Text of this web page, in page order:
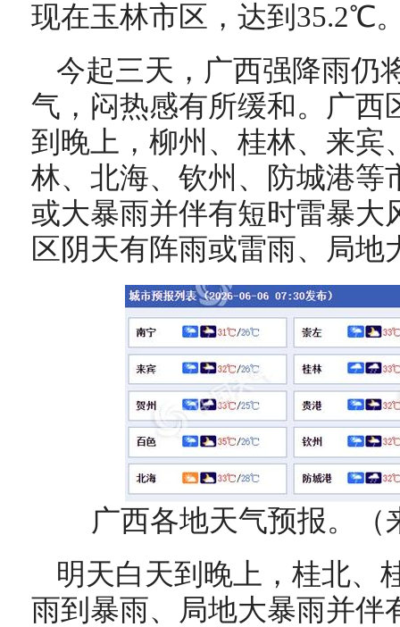
现在玉林市区，达到35.2℃
今起三天，广西强降雨仍
气，闷热感有所缓和。广西
到晚上，柳州、桂林、来宾
林、北海、钦州、防城港等
或大暴雨并伴有短时雷暴大
区阴天有阵雨或雷雨、局地
广西各地天气预报。（
明天白天到晚上，桂北、
雨到暴雨、局地大暴雨并伴